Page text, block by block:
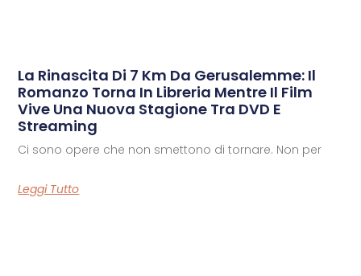
La Rinascita Di 7 Km Da Gerusalemme: Il
Romanzo Torna In Libreria Mentre Il Film
Vive Una Nuova Stagione Tra DVD E
Streaming
Ci sono opere che non smettono di tornare. Non per
Leggi Tutto